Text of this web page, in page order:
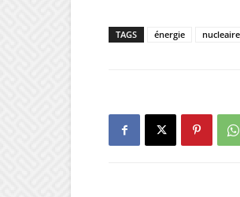
TAGS énergie nucleaire